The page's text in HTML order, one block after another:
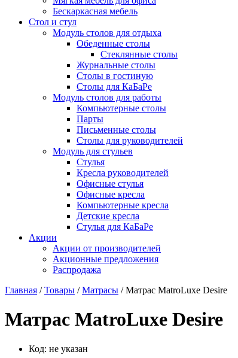
Бескаркасная мебель
Стол и стул
Модуль столов для отдыха
Обеденные столы
Стеклянные столы
Журнальные столы
Столы в гостиную
Столы для КаБаРе
Модуль столов для работы
Компьютерные столы
Парты
Письменные столы
Столы для руководителей
Модуль для стульев
Стулья
Кресла руководителей
Офисные стулья
Офисные кресла
Компьютерные кресла
Детские кресла
Стулья для КаБаРе
Акции
Акции от производителей
Акционные предложения
Распродажа
Главная /Товары /Матрасы / Матрас MatroLuxe Desire
Матрас MatroLuxe Desire
Код: не указан